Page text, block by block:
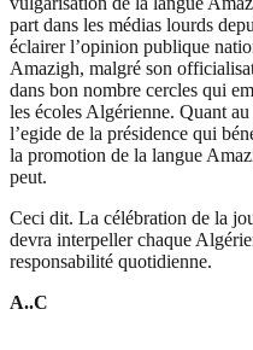
part dans les médias lourds
éclairer l’opinion publique
Amazigh, malgré son
dans bon nombre cercles qui
les écoles Algérienne. Quant
l’egide de la présidence qui
la promotion de la langue
peut.
Ceci dit. La célébration de la
devra interpeller chaque
responsabilité quotidienne.
A..C